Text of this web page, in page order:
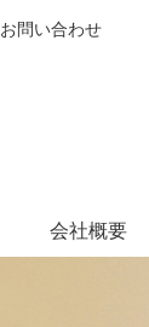
お問い合わせ
会社概要